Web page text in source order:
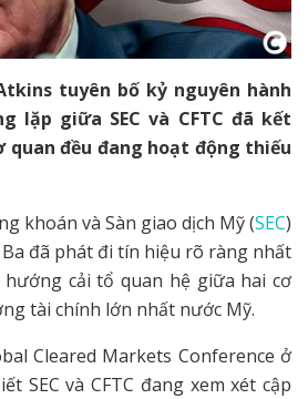
tuyên bố kỷ nguyên hành
lặp giữa SEC và CFTC đã kết
quan đều đang hoạt động thiếu
khoán và Sàn giao dịch Mỹ (SEC)
đã phát đi tín hiệu rõ ràng nhất
cải tổ quan hệ giữa hai cơ
tài chính lớn nhất nước Mỹ.
Cleared Markets Conference ở
SEC và CFTC đang xem xét cập